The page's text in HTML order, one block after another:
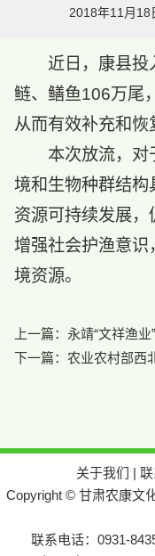
2018年11月18
近日，康县投
鲢、鳝鱼106万尾
从而有效补充和恢
本次放流，对
境和生物种群结构
资源可持续发展，
增强社会护渔意
境资源。
上一篇： 永靖“文祥渔业
下一篇： 农业农村部西
关于我们 |
Copyright © 甘肃农康文
联系电话：0931-